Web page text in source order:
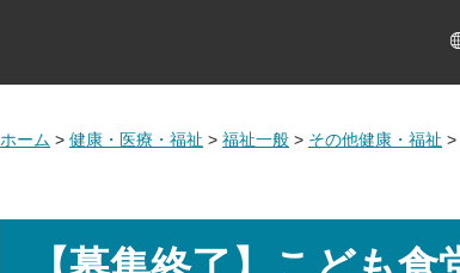
ホーム > 健康・医療・福祉 > 福祉一般 > その他健康・福祉 >